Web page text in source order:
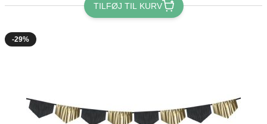
TILFØJ TIL KURV
-29%